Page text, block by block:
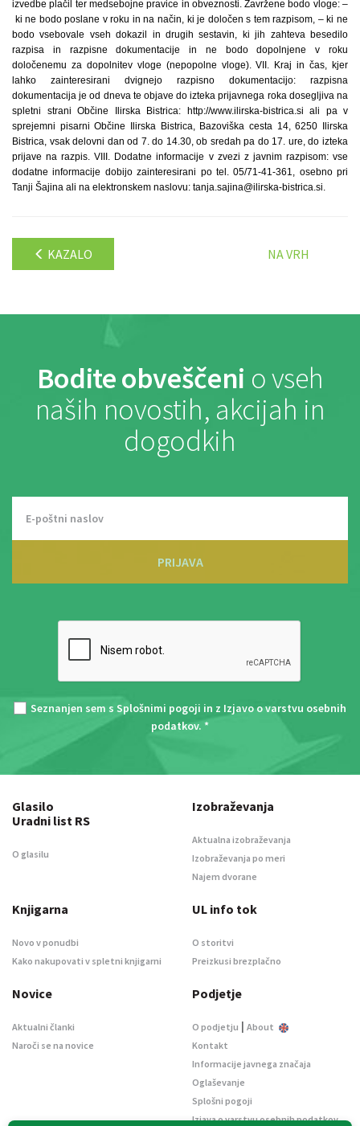
KAZALO NA VRH
Bodite obveščeni o vseh
naših novostih, akcijah in
dogodkih
PRIJAVA
Seznanjen sem s Splošnimi pogoji in z Izjavo o varstvu osebnih
podatkov. *
Glasilo
Uradni list RS
O glasilu
Izobraževanja
Aktualna izobraževanja
Izobraževanja po meri
Najem dvorane
Knjigarna
Novo v ponudbi
Kako nakupovati v spletni knjigarni
UL info tok
O storitvi
Preizkusi brezplačno
Novice
Aktualni članki
Naroči se na novice
Podjetje
O podjetju | About
Kontakt
Informacije javnega značaja
Oglaševanje
Splošni pogoji
Izjava o varstvu osebnih podatkov